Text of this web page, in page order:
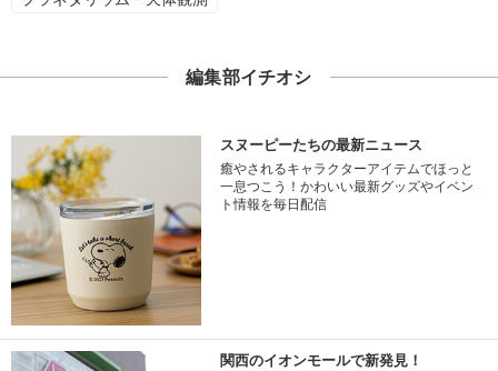
編集部イチオシ
スヌーピーたちの最新ニュース
癒やされるキャラクターアイテムでほっと
一息つこう！かわいい最新グッズやイベン
ト情報を毎日配信
関西のイオンモールで新発見！